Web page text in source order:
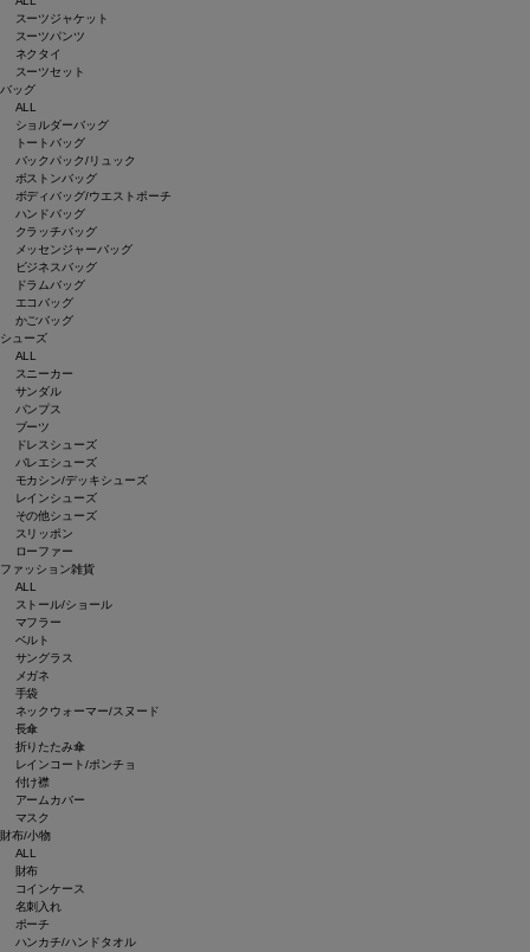
スーツジャケット
スーツパンツ
ネクタイ
スーツセット
バッグ
ALL
ショルダーバッグ
トートバッグ
バックパック/リュック
ボストンバッグ
ボディバッグ/ウエストポーチ
ハンドバッグ
クラッチバッグ
メッセンジャーバッグ
ビジネスバッグ
ドラムバッグ
エコバッグ
かごバッグ
シューズ
ALL
スニーカー
サンダル
パンプス
ブーツ
ドレスシューズ
バレエシューズ
モカシン/デッキシューズ
レインシューズ
その他シューズ
スリッポン
ローファー
ファッション雑貨
ALL
ストール/ショール
マフラー
ベルト
サングラス
メガネ
手袋
ネックウォーマー/スヌード
長傘
折りたたみ傘
レインコート/ポンチョ
付け襟
アームカバー
マスク
財布/小物
ALL
財布
コインケース
名刺入れ
ポーチ
ハンカチ/ハンドタオル